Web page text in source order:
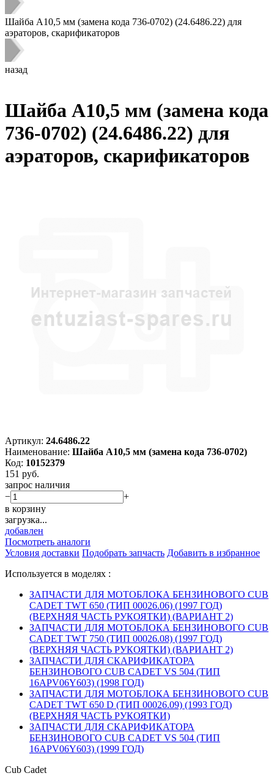
Шайба A10,5 мм (замена кода 736-0702) (24.6486.22) для
аэраторов, скарификаторов
назад
Шайба A10,5 мм (замена кода
736-0702) (24.6486.22) для
аэраторов, скарификаторов
Артикул: 24.6486.22
Наименование: Шайба A10,5 мм (замена кода 736-0702)
Код: 10152379
151 руб.
запрос наличия
−
+
в корзину
загрузка...
добавлен
Посмотреть аналоги
Условия доставки Подобрать запчасть Добавить в избранное
Используется в моделях :
ЗАПЧАСТИ ДЛЯ МОТОБЛОКА БЕНЗИНОВОГО CUB
CADET TWT 650 (ТИП 00026.06) (1997 ГОД)
(ВЕРХНЯЯ ЧАСТЬ РУКОЯТКИ) (ВАРИАНТ 2)
ЗАПЧАСТИ ДЛЯ МОТОБЛОКА БЕНЗИНОВОГО CUB
CADET TWT 750 (ТИП 00026.08) (1997 ГОД)
(ВЕРХНЯЯ ЧАСТЬ РУКОЯТКИ) (ВАРИАНТ 2)
ЗАПЧАСТИ ДЛЯ СКАРИФИКАТОРА
БЕНЗИНОВОГО CUB CADET VS 504 (ТИП
16APV06Y603) (1998 ГОД)
ЗАПЧАСТИ ДЛЯ МОТОБЛОКА БЕНЗИНОВОГО CUB
CADET TWT 650 D (ТИП 00026.09) (1993 ГОД)
(ВЕРХНЯЯ ЧАСТЬ РУКОЯТКИ)
ЗАПЧАСТИ ДЛЯ СКАРИФИКАТОРА
БЕНЗИНОВОГО CUB CADET VS 504 (ТИП
16APV06Y603) (1999 ГОД)
Cub Cadet